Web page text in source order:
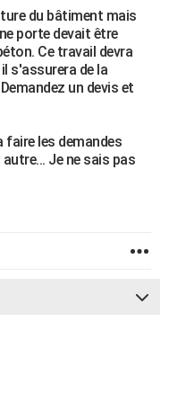
du bâtiment mais
porte devait être
Ce travail devra
s'assurera de la
un devis et
faire les demandes
Je ne sais pas